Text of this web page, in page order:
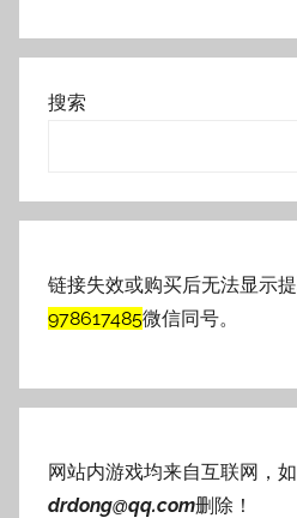
搜索
链接失效或购买后无法显示
978617485微信同号。
网站内游戏均来自互联网，
drdong@qq.com删除！